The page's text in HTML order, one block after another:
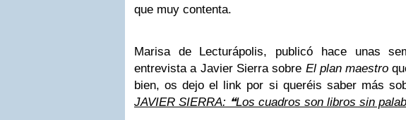
que muy contenta.
Marisa de Lecturápolis, publicó hace unas
entrevista a Javier Sierra sobre El plan maestro
bien, os dejo el link por si queréis saber más
JAVIER SIERRA: ❝Los cuadros son libros sin